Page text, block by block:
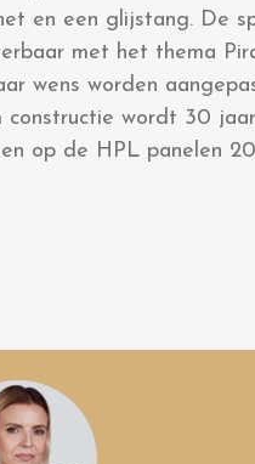
en een glijstang. De
met het thema
wens worden
constructie wordt 30
op de HPL panelen